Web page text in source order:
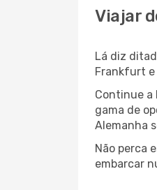
Viajar
Lá diz
Frankfurt e
Continue a
gama de
Alemanha
Não perca
embarcar